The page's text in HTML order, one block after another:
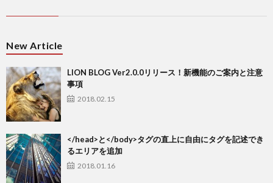
New Article
LION BLOG Ver2.0.0リリース！新機能のご案内と注意
事項
2018.02.15
</head>と</body>タグの直上に自由にタグを記述でき
るエリアを追加
2018.01.16